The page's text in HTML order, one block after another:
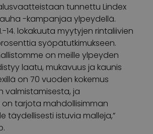
tunnettu Lindex
-kampanjaa ylpeydellä.
14. lokakuuta myytyjen rintaliivien
syöpätutkimukseen.
on meille ylpeyden
laatu, mukavuus ja kaunis
on 70 vuoden kokemus
valmistamisesta, ja
tarjota mahdollisimman
täydellisesti istuvia malleja,”